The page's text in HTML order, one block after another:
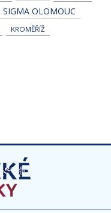
SIGMA OLOMOUC
KROMĚŘÍŽ